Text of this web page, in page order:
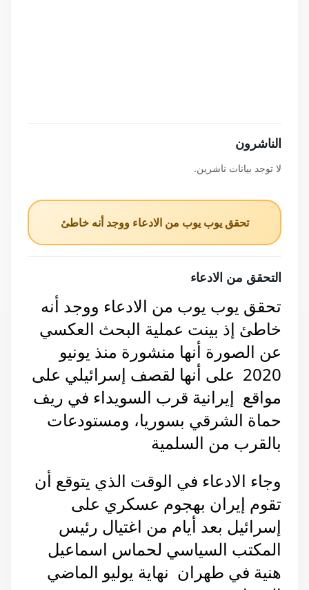
الناشرون
لا توجد بيانات ناشرين.
تحقق يوب يوب من الادعاء ووجد أنه خاطئ
التحقق من الادعاء
تحقق يوب يوب من الادعاء ووجد أنه
خاطئ إذ بينت عملية البحث العكسي
عن الصورة أنها منشورة منذ يونيو
2020 على أنها لقصف إسرائيلي على
مواقع إيرانية قرب السويداء في ريف
حماة الشرقي بسوريا، ومستودعات
بالقرب من السلمية
وجاء الادعاء في الوقت الذي يتوقع أن
تقوم إيران بهجوم عسكري على
إسرائيل بعد أيام من اغتيال رئيس
المكتب السياسي لحماس اسماعيل
هنية في طهران نهاية يوليو الماضي